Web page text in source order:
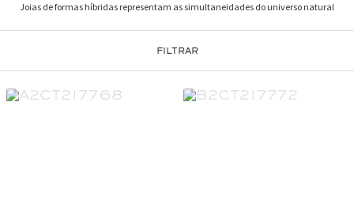
Joias de formas híbridas representam as simultaneidades do universo natural
FILTRAR